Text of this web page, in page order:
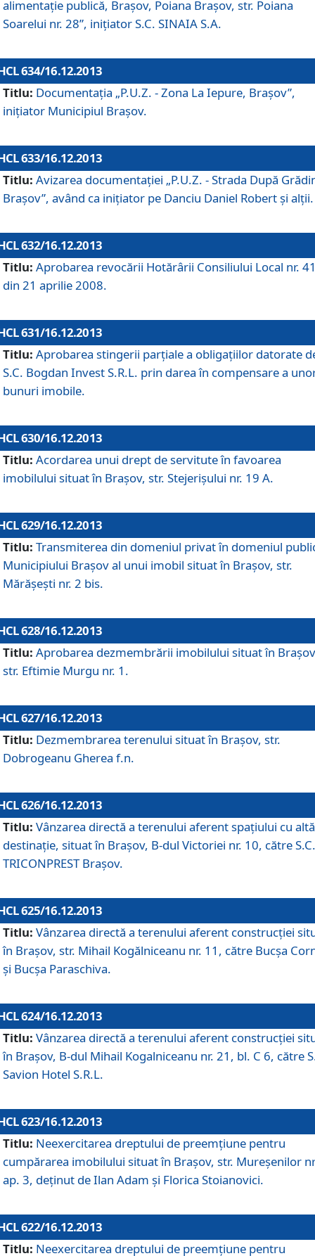
alimentaţie publică, Braşov, Poiana Braşov, str. Poiana
Soarelui nr. 28”, iniţiator S.C. SINAIA S.A.
634/16.12.2013
Titlu: Documentaţia „P.U.Z. - Zona La Iepure, Braşov”,
iniţiator Municipiul Braşov.
633/16.12.2013
Titlu: Avizarea documentaţiei „P.U.Z. - Strada După
Braşov”, având ca iniţiator pe Danciu Daniel Robert şi alţii.
632/16.12.2013
Titlu: Aprobarea revocării Hotărârii Consiliului Local nr.
din 21 aprilie 2008.
631/16.12.2013
Titlu: Aprobarea stingerii parţiale a obligaţiilor datorate
S.C. Bogdan Invest S.R.L. prin darea în compensare a
bunuri imobile.
630/16.12.2013
Titlu: Acordarea unui drept de servitute în favoarea
imobilului situat în Braşov, str. Stejerişului nr. 19 A.
629/16.12.2013
Titlu: Transmiterea din domeniul privat în domeniul
Municipiului Braşov al unui imobil situat în Braşov, str.
Mărăşeşti nr. 2 bis.
628/16.12.2013
Titlu: Aprobarea dezmembrării imobilului situat în
str. Eftimie Murgu nr. 1.
627/16.12.2013
Titlu: Dezmembrarea terenului situat în Braşov, str.
Dobrogeanu Gherea f.n.
626/16.12.2013
Titlu: Vânzarea directă a terenului aferent spaţiului cu altă
destinaţie, situat în Braşov, B-dul Victoriei nr. 10, către S.C.
TRICONPREST Braşov.
625/16.12.2013
Titlu: Vânzarea directă a terenului aferent construcţiei
în Braşov, str. Mihail Kogălniceanu nr. 11, către Bucşa
şi Bucşa Paraschiva.
624/16.12.2013
Titlu: Vânzarea directă a terenului aferent construcţiei
în Braşov, B-dul Mihail Kogalniceanu nr. 21, bl. C 6, către
Savion Hotel S.R.L.
623/16.12.2013
Titlu: Neexercitarea dreptului de preemţiune pentru
cumpărarea imobilului situat în Braşov, str. Mureşenilor
ap. 3, deţinut de Ilan Adam şi Florica Stoianovici.
622/16.12.2013
Titlu: Neexercitarea dreptului de preemţiune pentru